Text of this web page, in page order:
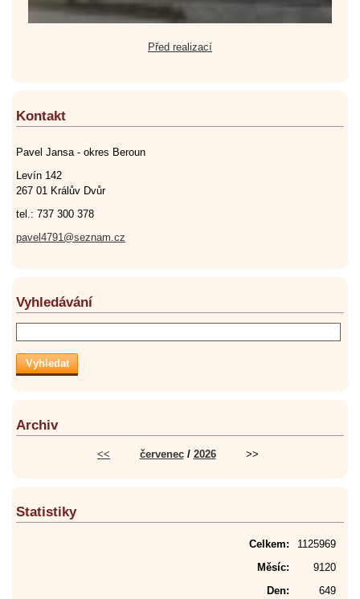
Před realizací
Kontakt
Pavel Jansa - okres Beroun
Levín 142
267 01 Králův Dvůr
tel.: 737 300 378
pavel4791@seznam.cz
Vyhledávání
Archiv
<< červenec/ 2026 >>
Statistiky
Celkem:
1125969
Měsíc:
9120
Den:
649